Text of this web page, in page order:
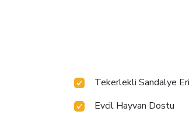
Tekerlekli Sandalye
Evcil Hayvan Dostu